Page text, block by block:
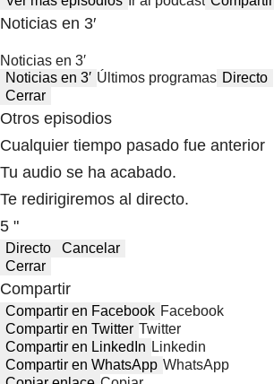
Noticias en 3′
Noticias en 3′
Noticias en 3′ Últimos programas Directo
Cerrar
Otros episodios
Cualquier tiempo pasado fue anterior
Tu audio se ha acabado.
Te redirigiremos al directo.
5 "
Directo
Cancelar
Cerrar
Compartir
Compartir en Facebook Facebook
Compartir en Twitter Twitter
Compartir en LinkedIn Linkedin
Compartir en WhatsApp WhatsApp